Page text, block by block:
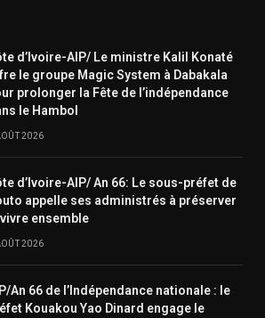
d’Ivoire-AIP/ Le ministre Kalil Konaté
le groupe Magic System à Dabakala
prolonger la Fête de l’indépendance
le Hambol
2026
d’Ivoire-AIP/ An 66: Le sous-préfet de
appelle ses administrés à préserver
vivre ensemble
2026
An 66 de l’Indépendance nationale : le
Kouakou Yao Dinard engage le